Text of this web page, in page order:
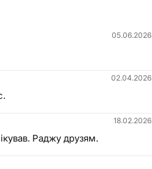
05.06.2026
02.04.2026
18.02.2026
Раджу друзям.